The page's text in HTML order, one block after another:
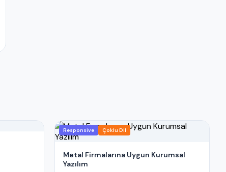
Responsive Çoklu Dil
Metal Firmalarına Uygun Kurumsal
Yazılım